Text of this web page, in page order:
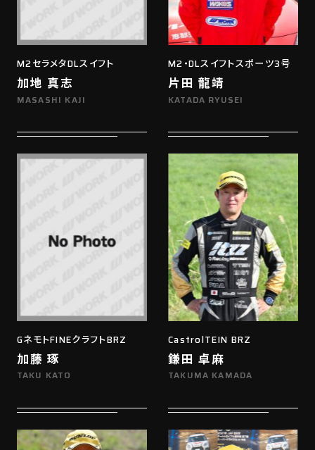
M2セラメタDLスイフト
加地 真志
MASASHI KAJI
M2・DLスイフトスポーツ3号
片田 龍靖
KATADA RYUSEI
GネモトFINEクラフトBRZ
加藤 琢
TAKU KATO
CastrolTEIN BRZ
鎌田 卓麻
TAKUMA KAMADA